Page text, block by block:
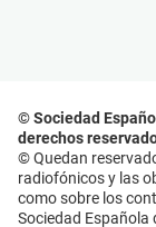
© Sociedad
derechos
© Quedan
radiofónicos y las
como sobre los
Sociedad Española